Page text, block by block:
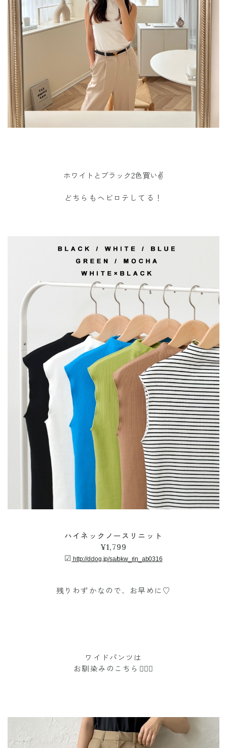
ホワイトとブラック2色買い✌️
どちらもヘビロテしてる！
ハイネックノースリニット
¥1,799
☑︎ http://dclog.jp/sa/bkw_rin_ab0316
残りわずかなので、お早めに♡
ワイドパンツは
お馴染みのこちら💁🏼‍♀️